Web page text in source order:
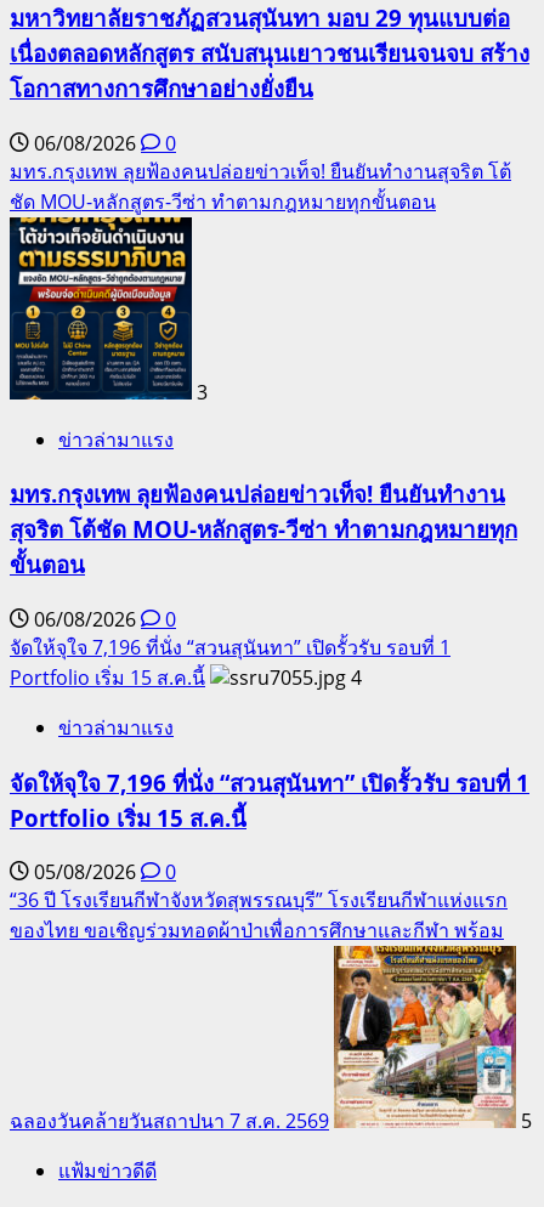
มหาวิทยาลัยราชภัฏสวนสุนันทา มอบ 29 ทุนแบบต่อ
เนื่องตลอดหลักสูตร สนับสนุนเยาวชนเรียนจนจบ สร้าง
โอกาสทางการศึกษาอย่างยั่งยืน
06/08/2026
0
มทร.กรุงเทพ ลุยฟ้องคนปล่อยข่าวเท็จ! ยืนยันทำงานสุจริต โต้
ชัด MOU-หลักสูตร-วีซ่า ทำตามกฎหมายทุกขั้นตอน
3
ข่าวล่ามาแรง
มทร.กรุงเทพ ลุยฟ้องคนปล่อยข่าวเท็จ! ยืนยันทำงาน
สุจริต โต้ชัด MOU-หลักสูตร-วีซ่า ทำตามกฎหมายทุก
ขั้นตอน
06/08/2026
0
จัดให้จุใจ 7,196 ที่นั่ง “สวนสุนันทา” เปิดรั้วรับ รอบที่ 1
Portfolio เริ่ม 15 ส.ค.นี้
4
ข่าวล่ามาแรง
จัดให้จุใจ 7,196 ที่นั่ง “สวนสุนันทา” เปิดรั้วรับ รอบที่ 1
Portfolio เริ่ม 15 ส.ค.นี้
05/08/2026
0
“36 ปี โรงเรียนกีฬาจังหวัดสุพรรณบุรี” โรงเรียนกีฬาแห่งแรก
ของไทย ขอเชิญร่วมทอดผ้าป่าเพื่อการศึกษาและกีฬา พร้อม
ฉลองวันคล้ายวันสถาปนา 7 ส.ค. 2569
5
แฟ้มข่าวดีดี